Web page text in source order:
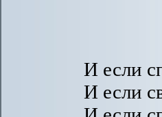
И если
И если